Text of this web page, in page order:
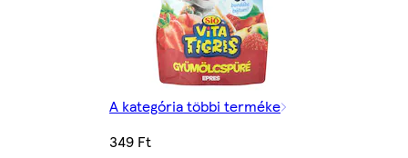
A kategória többi terméke
349 Ft